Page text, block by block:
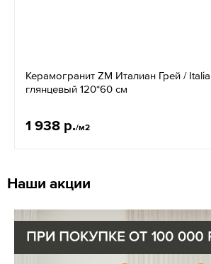
Керамогранит ZM Италиан Грей /
глянцевый 120*60 см
1 938 р./м2
Наши акции